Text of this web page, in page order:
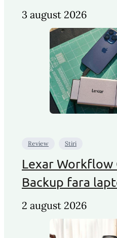
3 august 2026
Review Stiri
Lexar Workflow
Backup fara
2 august 2026